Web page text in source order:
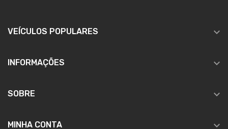
VEÍCULOS POPULARES 
INFORMAÇÕES 
SOBRE 
MINHA CONTA 